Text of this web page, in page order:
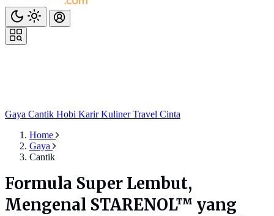
Gaya Cantik Hobi KarirKulinerTravel Cinta
Home
Gaya
Cantik
Formula Super Lembut,
Mengenal STARENOL™ yang